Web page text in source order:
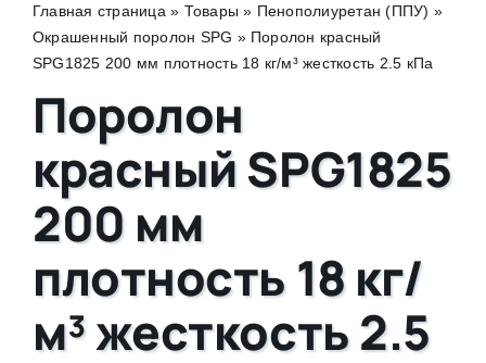
Главная страница » Товары » Пенополиуретан (ППУ) »
Окрашенный поролон SPG » Поролон красный
SPG1825 200 мм плотность 18 кг/м³ жесткость 2.5 кПа
Поролон
красный SPG1825
200 мм
плотность 18 кг/
м³ жесткость 2.5